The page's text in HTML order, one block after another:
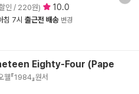
인 / 220원) 10.0
침 7시 출근전 배송 변경
Eighty-Four (Pape
웰『1984』원서